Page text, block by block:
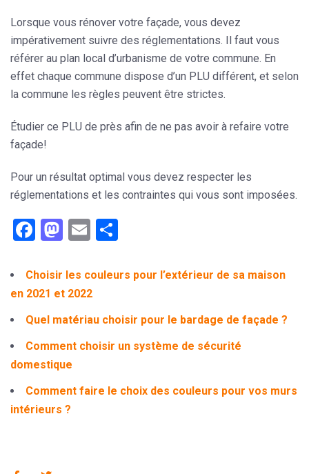
Lorsque vous rénover votre façade, vous devez
impérativement suivre des réglementations. Il faut vous
référer au plan local d’urbanisme de votre commune. En
effet chaque commune dispose d’un PLU différent, et selon
la commune les règles peuvent être strictes.
Étudier ce PLU de près afin de ne pas avoir à refaire votre
façade!
Pour un résultat optimal vous devez respecter les
réglementations et les contraintes qui vous sont imposées.
Facebook
Mastodon
Email
Choisir les couleurs pour l’extérieur de sa maison
en 2021 et 2022
Quel matériau choisir pour le bardage de façade ?
Comment choisir un système de sécurité
domestique
Comment faire le choix des couleurs pour vos murs
intérieurs ?